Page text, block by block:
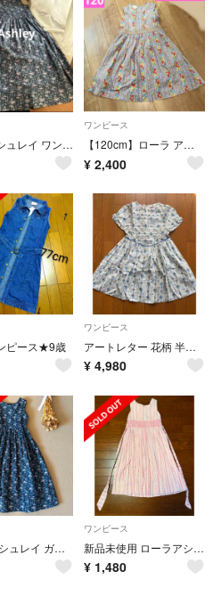
ローラアシュレイ ワンピース 子供服 キッズ 女の子 100 110 120 花
ワンピース
【120cm】ローラ アシュレイ 花柄 ノースリーブ ワンピース
¥ 2,400
ピース★9歳
ワンピース
アートレター 花柄 半袖ワンピース ドレス 130 ローラアシュレイ
¥ 4,980
ローラ アシュレイ ガールズ 気品ある♡バックリボン♡ ワンピースドレス128
ワンピース
新品未使用 ローラアシュレイ スモッキングワンピース 4歳 104cm バラ柄
¥ 1,480